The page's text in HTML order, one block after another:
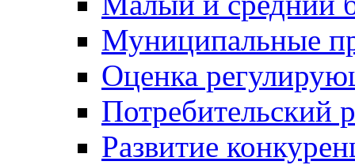
Муниципальные
Оценка
Потребительский
Развитие